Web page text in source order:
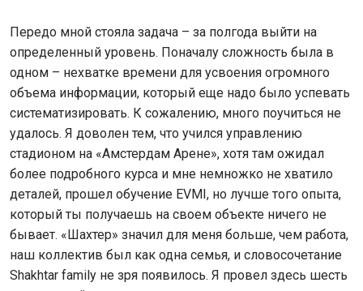
Передо мной стояла задача – за полгода выйти на
определенный уровень. Поначалу сложность была в
одном – нехватке времени для усвоения огромного
объема информации, который еще надо было успевать
систематизировать. К сожалению, много поучиться не
удалось. Я доволен тем, что учился управлению
стадионом на «Амстердам Арене», хотя там ожидал
более подробного курса и мне немножко не хватило
деталей, прошел обучение EVMI, но лучше того опыта,
который ты получаешь на своем объекте ничего не
бывает. «Шахтер» значил для меня больше, чем работа,
наш коллектив был как одна семья, и словосочетание
Shakhtar family не зря появилось. Я провел здесь шесть